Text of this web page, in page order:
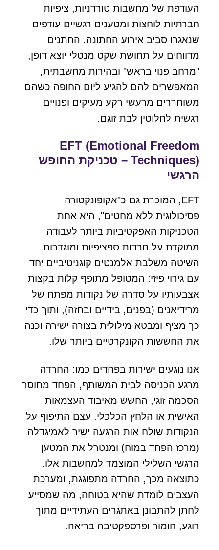
העודפת של מחשבות טורדניות, ציפיות
חברתיות לוחצות ומטענים רגשיים עודפים
שנאגרו סביב אירוע החתונה. החתנים
מדווחים על תחושת שקט מנטלי יוצא דופן,
"מרחב פנוי בראש" ובהירות מחשבתית,
המאפשרים להם להגיע ליום החופה כשהם
משוחררים מרעשי רקע מעיקים ופנויים
רגשית לחלוטין לבת זוגם.
EFT (Emotional Freedom
Techniques) – טכניקת החופש
הרגשי
EFT, המוכרת גם כ"אקופונקטורה
פסיכולוגית ללא מחטים", היא אחת
הטכניקות האפקטיביות ביותר לעבודה
ממוקדת על חרדות ספציפיות ומוגדרות.
השיטה משלבת אלמנטים קוגניטיביים יחד
עם גירוי פיזי: המטופל מתופף קלות בקצות
אצבעותיו על סדרה של נקודות מפתח של
מרידיאנים (בפנים, בידיים ובחזה), ותוך כדי
כך מציף ומבטא מילולית בצורה ישירה וכנה
את החששות הקונקרטיים ביותר שלו.
אנו נוגעים ישירות בפחדים כמו: החרדה
מרגע הכניסה לבית המשותף, הפחד מחוסר
הסכמה זוגי, החשש מאיבוד העצמאות
האישית או הלחץ הכלכלי. עצם התיפוף על
הנקודות שולח אות הרגעה ישיר לאמיגדלה
(מרכז הפחד במוח) ומנטרל את המטען
הרגשי השלילי המוצמד למחשבות אלו.
כתוצאה מכך, החרדה מתפוגגת, ומערכת
העצבים לומדת שהיא בטוחה, מה שמסייע
לחתן להתבונן באתגרים העתידיים מתוך
רוגע, הומור ופרספקטיבה בריאה.